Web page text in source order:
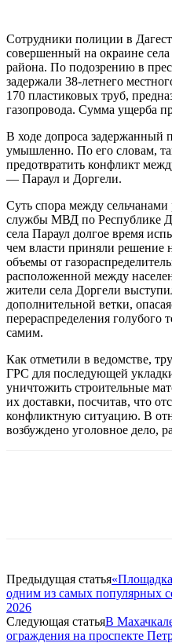
Сотрудники полиции в
совершенный на окраине села
района. По подозрению в
задержали 38-летнего
170 пластиковых труб,
газопровода. Сумма ущерба
В ходе допроса задержанный
умышленно. По его словам,
предотвратить конфликт
— Параул и Доргели.
Суть спора между сельчанами
службы МВД по Республике
села Параул долгое время
чем власти приняли решение
объемы от
расположенной между
жители села Доргели
дополнительной ветки,
перераспределения голубого
самим.
Как отметили в ведомстве,
ГРС для последующей
уничтожить строительные
их доставки, посчитав, что
конфликтную ситуацию. В
возбуждено уголовное дело,
Предыдущая статья
одним из самых популярных
2026
Следующая статьяВ
ограждения на проспекте